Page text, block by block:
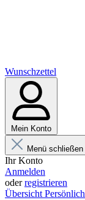
Wunschzettel
Mein Konto
Menü schließen
Ihr Konto
Anmelden
oderregistrieren
Übersicht